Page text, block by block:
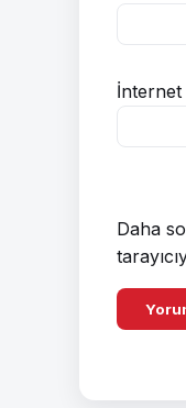
İnternet
Daha